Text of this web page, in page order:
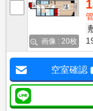
画像 : 20枚
空室確認